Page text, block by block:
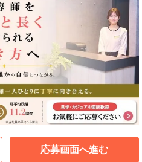
応募画面へ進む